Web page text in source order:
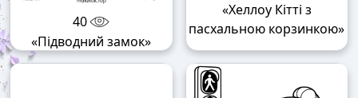
40
«Підводний замок»
«Хеллоу Кітті з
пасхальною корзинкою»